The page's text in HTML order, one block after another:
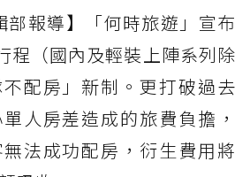
部報導】「何時旅遊」宣布
程（國內及輕裝上陣系列除
配房」新制。更打破過去
人房差造成的旅費負擔，
法成功配房，衍生費用將